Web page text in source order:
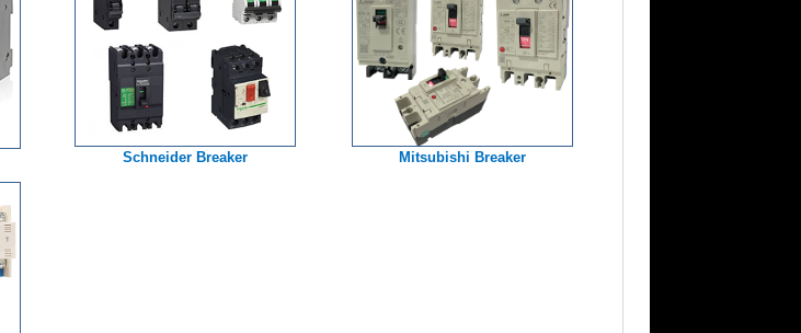
Schneider Breaker Mitsubishi Breaker